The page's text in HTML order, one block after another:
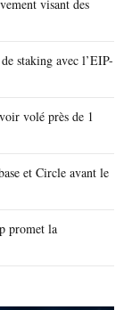
visant des
staking avec l’EIP-
volé près de 1
et Circle avant le
promet la